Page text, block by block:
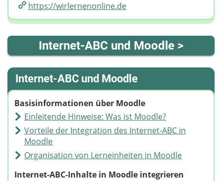
https://wirlernenonline.de
Internet-ABC und Moodle >
Internet-ABC und Moodle
Basisinformationen über Moodle
Einleitende Hinweise: Was ist Moodle?
Vorteile der Integration des Internet-ABC in
Moodle
Organisation von Lerneinheiten in Moodle
Internet-ABC-Inhalte in Moodle integrieren